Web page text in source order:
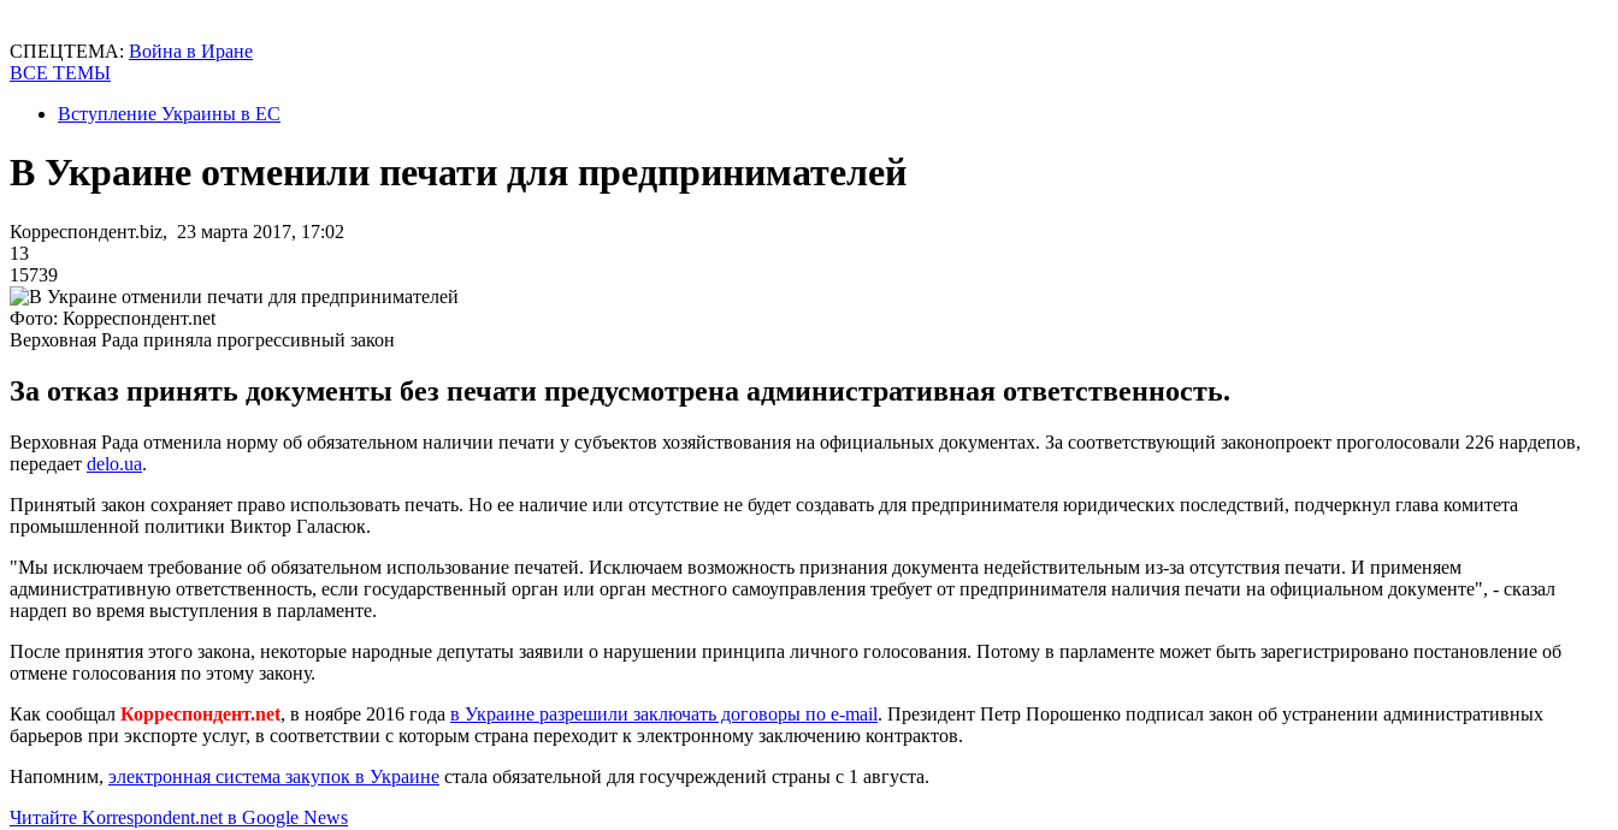
СПЕЦТЕМА: Война в Иране
ВСЕ ТЕМЫ
Вступление Украины в ЕС
В Украине отменили печати для предпринимателей
Корреспондент.biz, 23 марта 2017, 17:02
13
15739
Фото: Корреспондент.net
Верховная Рада приняла прогрессивный закон
За отказ принять документы без печати предусмотрена административная ответственность.
Верховная Рада отменила норму об обязательном наличии печати у субъектов хозяйствования на официальных документах. За соответствующий законопроект проголосовали 226 нардепов,
передает delo.ua.
Принятый закон сохраняет право использовать печать. Но ее наличие или отсутствие не будет создавать для предпринимателя юридических последствий, подчеркнул глава комитета
промышленной политики Виктор Галасюк.
"Мы исключаем требование об обязательном использование печатей. Исключаем возможность признания документа недействительным из-за отсутствия печати. И применяем
административную ответственность, если государственный орган или орган местного самоуправления требует от предпринимателя наличия печати на официальном документе", - сказал
нардеп во время выступления в парламенте.
После принятия этого закона, некоторые народные депутаты заявили о нарушении принципа личного голосования. Потому в парламенте может быть зарегистрировано постановление об
отмене голосования по этому закону.
Как сообщал Корреспондент.net, в ноябре 2016 года в Украине разрешили заключать договоры по e-mail. Президент Петр Порошенко подписал закон об устранении административных
барьеров при экспорте услуг, в соответствии с которым страна переходит к электронному заключению контрактов.
Напомним, электронная система закупок в Украине cтала обязательной для госучреждений cтраны с 1 августа.
Читайте Korrespondent.net в Google News